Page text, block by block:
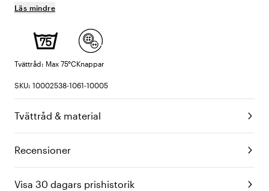
Läs mindre
Tvättråd: Max 75°CKnappar
SKU: 10002538-1061-10005
Tvättråd & material
Recensioner
Visa 30 dagars prishistorik